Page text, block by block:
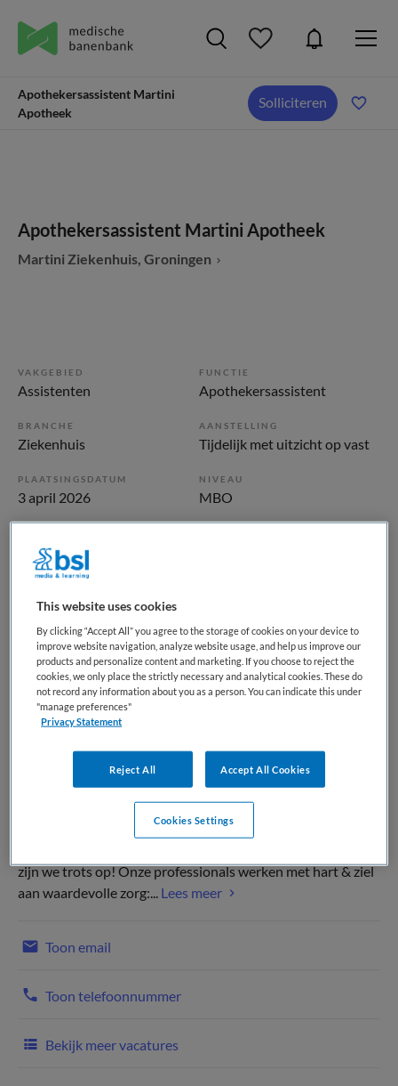
Apothekersassistent Martini
Apotheek
Solliciteren
Apothekersassistent Martini Apotheek
Martini Ziekenhuis, Groningen
VAKGEBIED
Assistenten
FUNCTIE
Apothekersassistent
BRANCHE
Ziekenhuis
AANSTELLING
Tijdelijk met uitzicht op vast
PLAATSINGSDATUM
3 april 2026
NIVEAU
MBO
Ervaren
Vacature niet beschikbaar
Deze vacature Apothekersassistent Martini Apotheek bij
Martini Ziekenhuis is niet meer actueel. Hieronder staan
enkele vergelijkbare vacatures die voor u wellicht
interessant zijn.
zijn we trots op! Onze professionals werken met hart & ziel
aan waardevolle zorg:... Lees meer
Toon email
Toon telefoonnummer
Bekijk meer vacatures
This website uses cookies
By clicking “Accept All” you agree to the storage of cookies on your device to
improve website navigation, analyze website usage, and help us improve our
products and personalize content and marketing. If you choose to reject the
cookies, we only place the strictly necessary and analytical cookies. These do
not record any information about you as a person. You can indicate this under
"manage preferences"
Privacy Statement
Reject All Accept All Cookies
Cookies Settings